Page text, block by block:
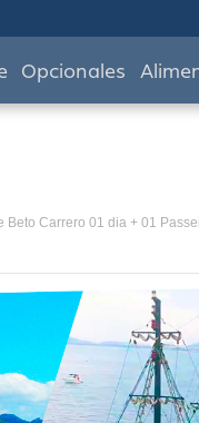
Opcionales
Beto Carrero 01 dia + 01